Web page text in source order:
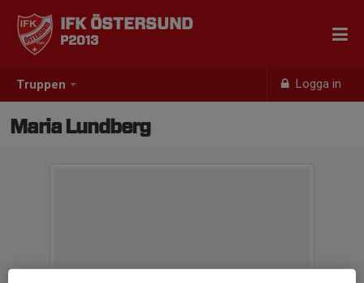
Truppen Logga in
IFK ÖSTERSUND
P2013
Maria Lundberg